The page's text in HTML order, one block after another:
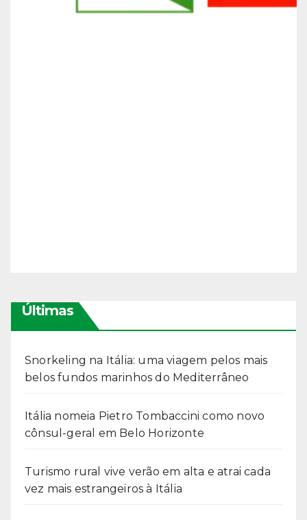
Últimas
Snorkeling na Itália: uma viagem pelos mais
belos fundos marinhos do Mediterrâneo
Itália nomeia Pietro Tombaccini como novo
cônsul-geral em Belo Horizonte
Turismo rural vive verão em alta e atrai cada
vez mais estrangeiros à Itália